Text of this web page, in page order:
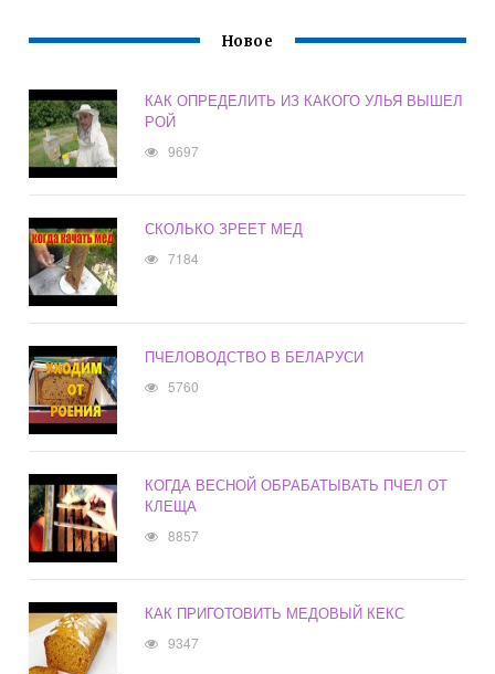
Новое
КАК ОПРЕДЕЛИТЬ ИЗ КАКОГО УЛЬЯ ВЫШЕЛ
РОЙ
9697
СКОЛЬКО ЗРЕЕТ МЕД
7184
ПЧЕЛОВОДСТВО В БЕЛАРУСИ
5760
КОГДА ВЕСНОЙ ОБРАБАТЫВАТЬ ПЧЕЛ ОТ
КЛЕЩА
8857
КАК ПРИГОТОВИТЬ МЕДОВЫЙ КЕКС
9347